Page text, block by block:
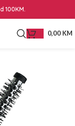
100KM.
0,00 KM